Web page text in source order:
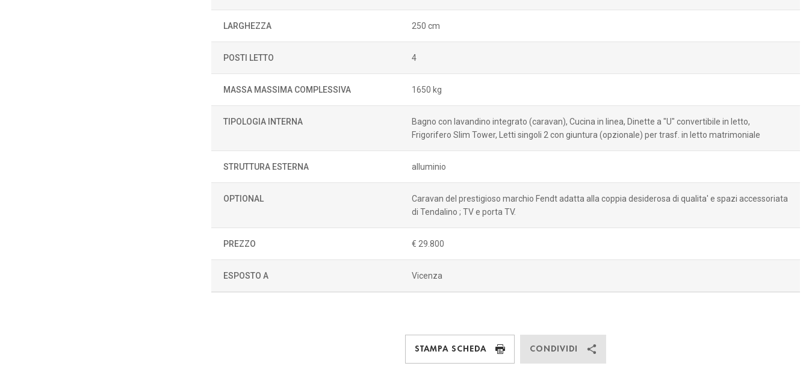
LARGHEZZA 250 cm
POSTI LETTO 4
MASSA MASSIMA COMPLESSIVA 1650 kg
TIPOLOGIA INTERNA
Bagno con lavandino integrato (caravan), Cucina in linea, Dinette a "U" convertibile in letto,
Frigorifero Slim Tower, Letti singoli 2 con giuntura (opzionale) per trasf. in letto matrimoniale
STRUTTURA ESTERNA alluminio
OPTIONAL
Caravan del prestigioso marchio Fendt adatta alla coppia desiderosa di qualita' e spazi accessoriata
di Tendalino ; TV e porta TV.
PREZZO € 29.800
ESPOSTO A Vicenza
STAMPA SCHEDA CONDIVIDI